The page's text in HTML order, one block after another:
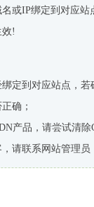
或IP绑定到对应站
效!
定到对应站点，
确；
产品，请尝试清除
请联系网站管理员